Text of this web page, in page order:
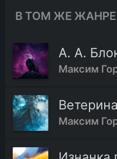
В ТОМ ЖЕ ЖАНРЕ
А. А.
Максим
Максим